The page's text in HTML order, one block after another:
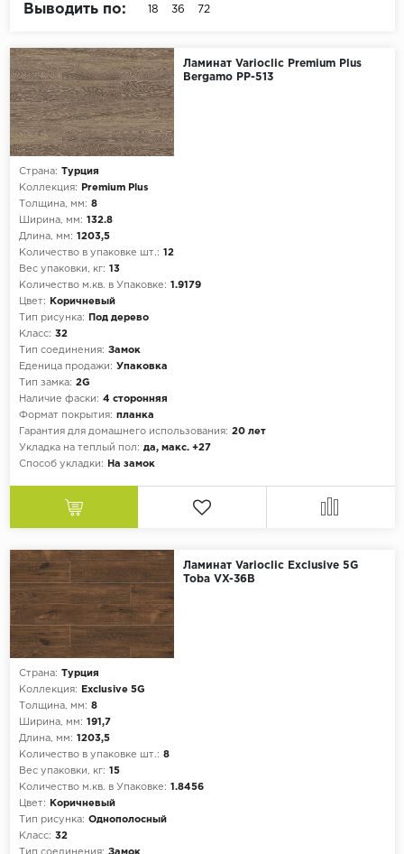
Натуральный линолеум
Плинтус
Коммерческий линолеум
Подложка под паркет и ламинат
Выводить по: 18 36 72
Ламинат Varioclic Premium Plus
Bergamo PP-513
Страна: Турция
Коллекция:
Premium Plus
Толщина, мм: 8
Ширина, мм: 132.8
Длина, мм: 1203,5
Количество в упаковке шт.: 12
Вес упаковки, кг: 13
Количество м.кв. в Упаковке: 1.9179
Цвет:
Коричневый
Тип рисунка:
Под дерево
Класс: 32
Тип соединения: Замок
Еденица продажи: Упаковка
Тип замка: 2G
Наличие фаски: 4 сторонняя
Формат покрытия: планка
Гарантия для домашнего использования: 20 лет
Укладка на теплый пол: да, макс. +27
Способ укладки:
На замок
Ламинат Varioclic Exclusive 5G
Toba VX-36B
Страна: Турция
Коллекция:
Exclusive 5G
Толщина, мм: 8
Ширина, мм: 191,7
Длина, мм: 1203,5
Количество в упаковке шт.: 8
Вес упаковки, кг: 15
Количество м.кв. в Упаковке: 1.8456
Цвет:
Коричневый
Тип рисунка: Однополосный
Класс: 32